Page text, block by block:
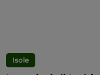
Isole